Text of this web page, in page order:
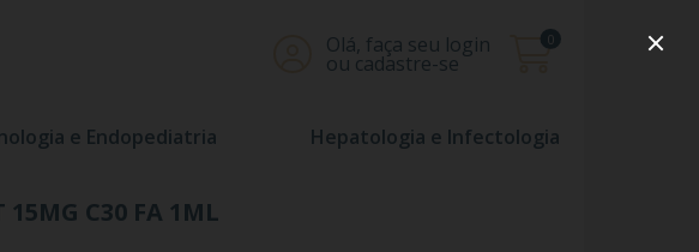
Olá, faça seu login
ou cadastre-se
0
e Endopediatria Hepatologia e Infectologia
15MG C30 FA 1ML